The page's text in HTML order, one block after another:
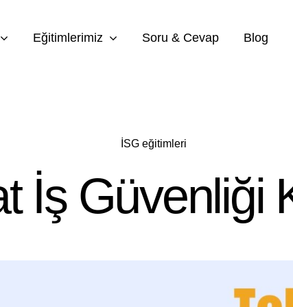
Eğitimlerimiz Soru & Cevap Blog
İSG eğitimleri
İş Güvenliği